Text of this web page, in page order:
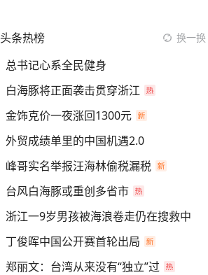
头条热榜 换一换
总书记心系全民健身
白海豚将正面袭击贯穿浙江
金饰克价一夜涨回1300元
外贸成绩单里的中国机遇2.0
峰哥实名举报汪海林偷税漏税
台风白海豚或重创多省市
浙江一9岁男孩被海浪卷走仍在搜救中
丁俊晖中国公开赛首轮出局
郑丽文：台湾从来没有“独立”过